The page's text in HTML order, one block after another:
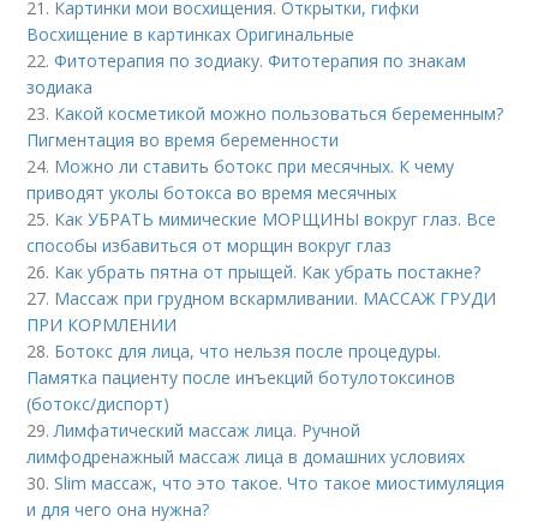
21. Картинки мои восхищения. Открытки, гифки
Восхищение в картинках Оригинальные
22.Фитотерапия по зодиаку. Фитотерапия по знакам
зодиака
23. Какой косметикой можно пользоваться беременным?
Пигментация во время беременности
24. Можно ли ставить ботокс при месячных. К чему
приводят уколы ботокса во время месячных
25. Как УБРАТЬ мимические МОРЩИНЫ вокруг глаз. Все
способы избавиться от морщин вокруг глаз
26. Как убрать пятна от прыщей. Как убрать постакне?
27. Массаж при грудном вскармливании. МАССАЖ ГРУДИ
ПРИ КОРМЛЕНИИ
28. Ботокс для лица, что нельзя после процедуры.
Памятка пациенту после инъекций ботулотоксинов
(ботокс/диспорт)
29. Лимфатический массаж лица. Ручной
лимфодренажный массаж лица в домашних условиях
30.Slim массаж, что это такое. Что такое миостимуляция
и для чего она нужна?